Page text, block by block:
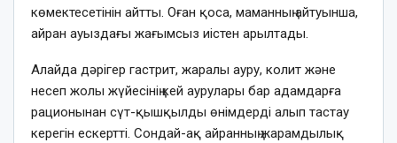
көмектесетінін айтты. Оған қоса, маманның айтуынша,
айран ауыздағы жағымсыз иістен арылтады.
Алайда дәрігер гастрит, жаралы ауру, колит және
несеп жолы жүйесінің кей аурулары бар адамдарға
рационынан сүт-қышқылды өнімдерді алып тастау
керегін ескертті. Сондай-ақ айранның жарамдылық